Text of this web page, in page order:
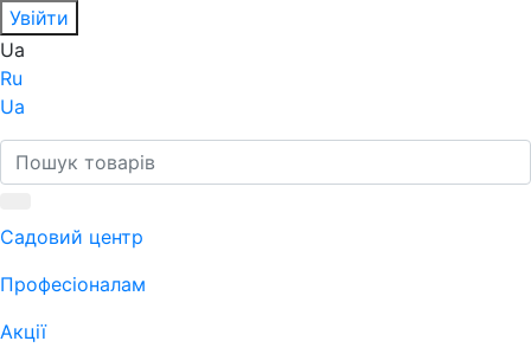
Увійти
Ua
Ru
Ua
Садовий центр
Професіоналам
Акції